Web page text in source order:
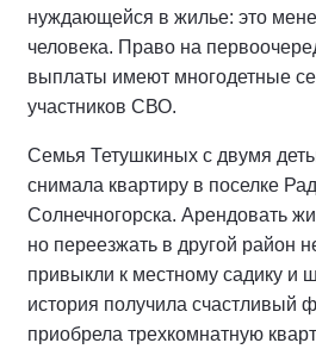
нуждающейся в жилье: это
человека. Право на
выплаты имеют многодетные
участников СВО.
Семья Тетушкиных с двумя
снимала квартиру в поселке
Солнечногорска. Арендовать
но переезжать в другой район
привыкли к местному садику и
история получила счастливый
приобрела трехкомнатную